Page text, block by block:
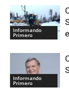
Informando
Primero
Informando
Primero